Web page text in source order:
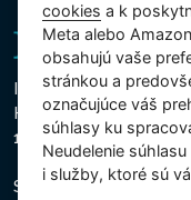
Intex Trading, s.r.o.
Hradecká 2526/3
130 00 Praha 3 -
Spoločnosť je
cookies a k
Meta alebo
obsahujú vaše
stránkou a
označujúce váš
súhlasy ku
Neudelenie
i služby, ktoré sú